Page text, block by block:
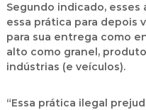
Segundo indicado,
essa prática para depois
para sua entrega como
alto como granel,
indústrias (e veículos).
“Essa prática ilegal